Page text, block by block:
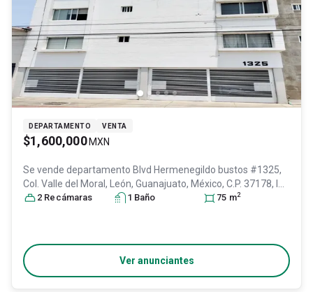
DEPARTAMENTO VENTA
$1,600,000 MXN
Se vende departamento Blvd Hermenegildo bustos #1325,
Col. Valle del Moral,
León, Guanajuato, México, C.P. 37178, ID:
30845726
2 Recámaras 1 Baño 75 m2
Ver anunciantes